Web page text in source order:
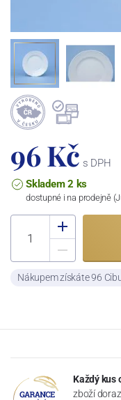
96 Kč s DPH
Skladem 2 ks
dostupné i na prodejně
Nákupem získáte 96
Každý kus
zboží